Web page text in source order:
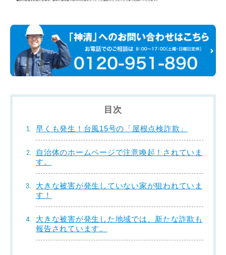
目次
早くも発生！台風15号の「屋根点検詐欺」
自治体のホームページで注意喚起！されていま
す。
大きな被害が発生していない家が狙われていま
す！
大きな被害が発生した地域では、新たな詐欺も
報告されています。